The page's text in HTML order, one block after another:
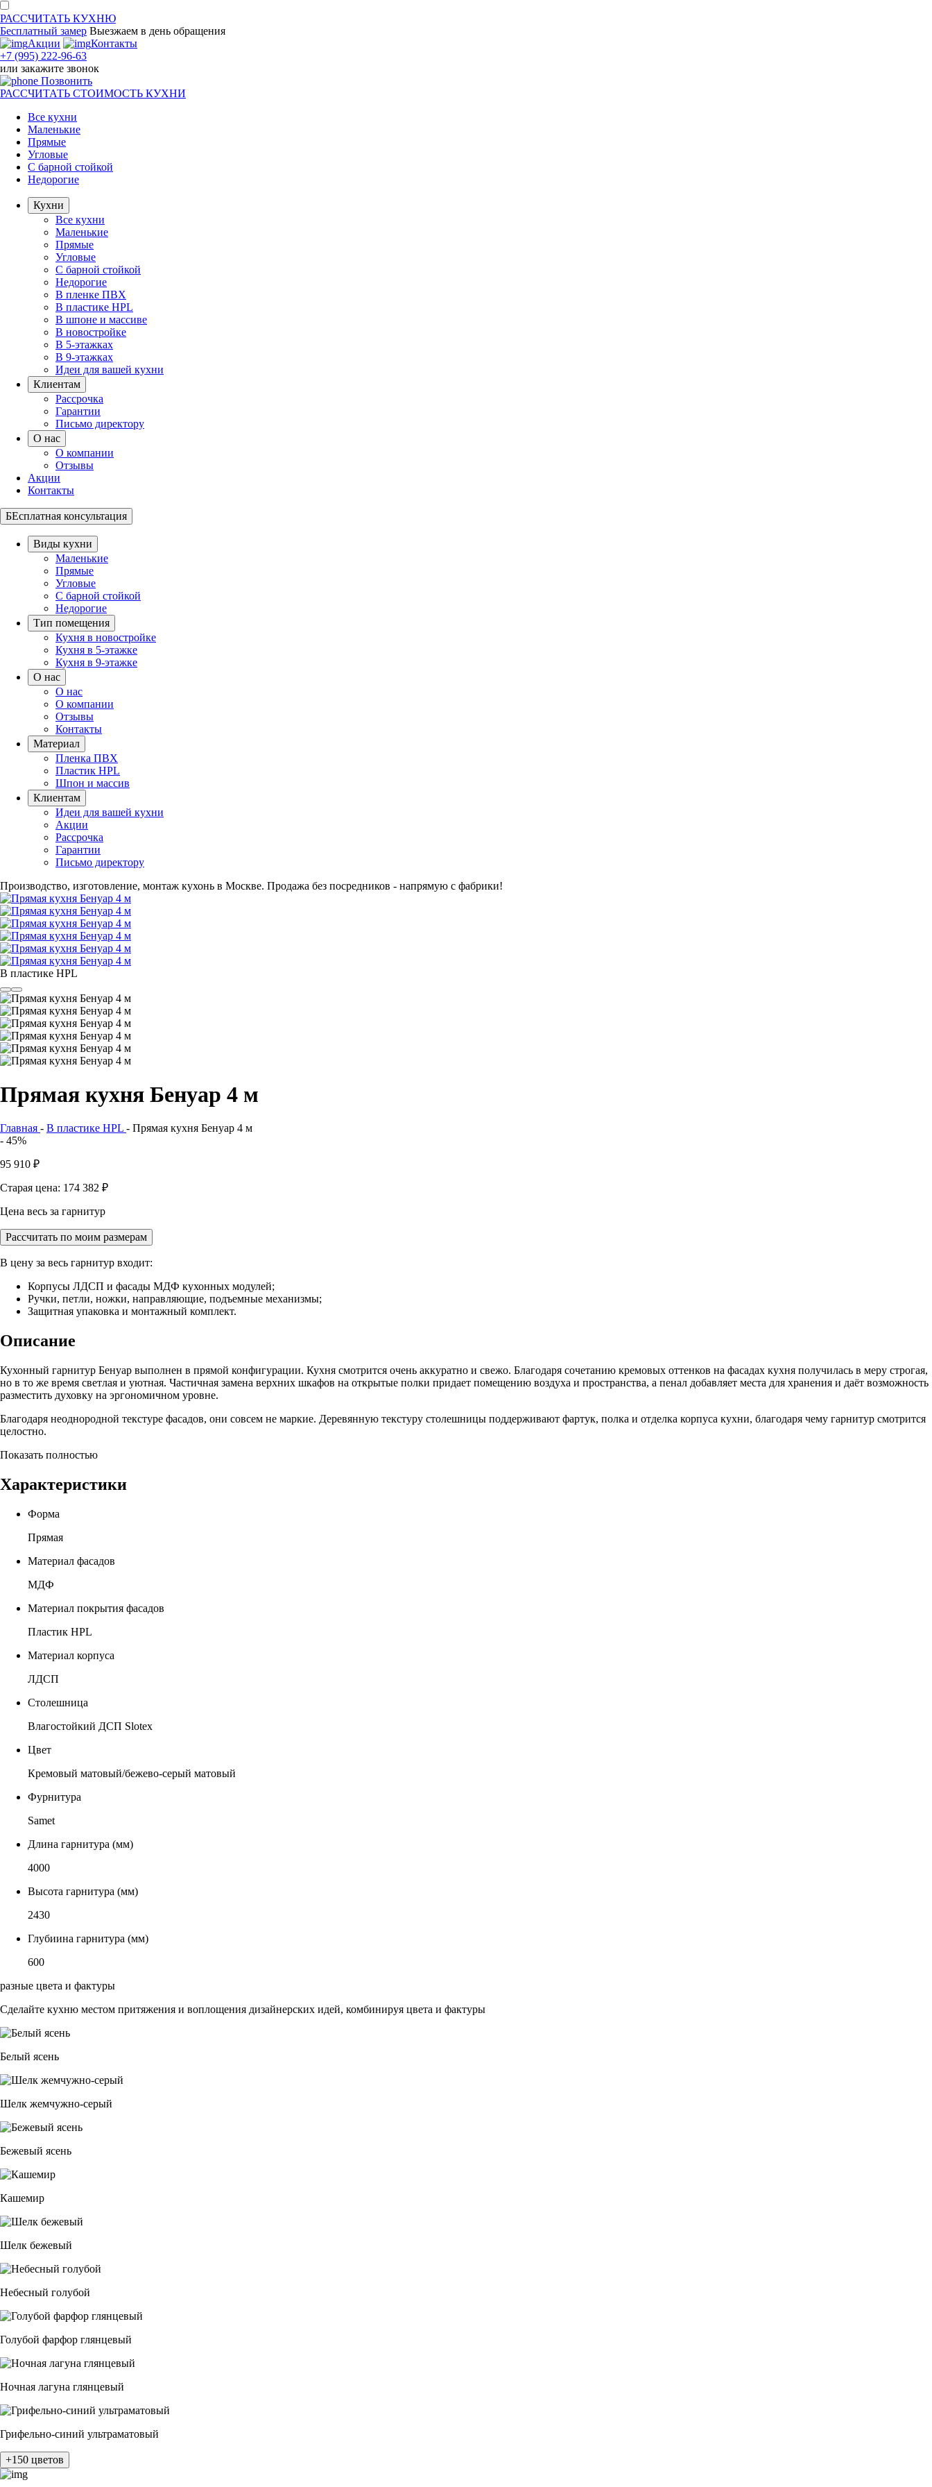
РАССЧИТАТЬ КУХНЮ
Бесплатный замер Выезжаем в день обращения
Акции
Контакты
+7 (995) 222-96-63
или закажите звонок
Позвонить
РАССЧИТАТЬ СТОИМОСТЬ КУХНИ
Все кухни
Маленькие
Прямые
Угловые
С барной стойкой
Недорогие
Кухни
Все кухни
Маленькие
Прямые
Угловые
С барной стойкой
Недорогие
В пленке ПВХ
В пластике HPL
В шпоне и массиве
В новостройке
В 5-этажках
В 9-этажках
Идеи для вашей кухни
Клиентам
Рассрочка
Гарантии
Письмо директору
О нас
О компании
Отзывы
Акции
Контакты
БЕсплатная консультация
Виды кухни
Маленькие
Прямые
Угловые
С барной стойкой
Недорогие
Тип помещения
Кухня в новостройке
Кухня в 5-этажке
Кухня в 9-этажке
О нас
О нас
О компании
Отзывы
Контакты
Материал
Пленка ПВХ
Пластик HPL
Шпон и массив
Клиентам
Идеи для вашей кухни
Акции
Рассрочка
Гарантии
Письмо директору
Производство, изготовление, монтаж кухонь в Москве. Продажа без посредников - напрямую с фабрики!
В пластике HPL
Прямая кухня Бенуар 4 м
Главная - В пластике HPL - Прямая кухня Бенуар 4 м
- 45%
95 910 ₽
Старая цена: 174 382 ₽
Цена весь за гарнитур
Рассчитать по моим размерам
В цену за весь гарнитур входит:
Корпусы ЛДСП и фасады МДФ кухонных модулей;
Ручки, петли, ножки, направляющие, подъемные механизмы;
Защитная упаковка и монтажный комплект.
Описание
Кухонный гарнитур Бенуар выполнен в прямой конфигурации. Кухня смотрится очень аккуратно и свежо. Благодаря сочетанию кремовых оттенков на фасадах кухня получилась в меру строгая,
но в то же время светлая и уютная. Частичная замена верхних шкафов на открытые полки придает помещению воздуха и пространства, а пенал добавляет места для хранения и даёт возможность
разместить духовку на эргономичном уровне.
Благодаря неоднородной текстуре фасадов, они совсем не маркие. Деревянную текстуру столешницы поддерживают фартук, полка и отделка корпуса кухни, благодаря чему гарнитур смотрится
целостно.
Показать полностью
Характеристики
Форма
Прямая
Материал фасадов
МДФ
Материал покрытия фасадов
Пластик HPL
Материал корпуса
ЛДСП
Столешница
Влагостойкий ДСП Slotex
Цвет
Кремовый матовый/бежево-серый матовый
Фурнитура
Samet
Длина гарнитура (мм)
4000
Высота гарнитура (мм)
2430
Глубиина гарнитура (мм)
600
разные цвета и фактуры
Сделайте кухню местом притяжения и воплощения дизайнерских идей, комбинируя цвета и фактуры
Белый ясень
Шелк жемчужно-серый
Бежевый ясень
Кашемир
Шелк бежевый
Небесный голубой
Голубой фарфор глянцевый
Ночная лагуна глянцевый
Грифельно-синий ультраматовый
+150 цветов